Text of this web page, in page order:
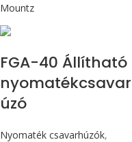
Mountz
FGA-40 Állítható
úzó
Nyomaték csavarhúzók,